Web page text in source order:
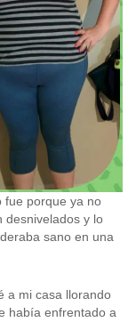
fue porque ya no
desnivelados y lo
sano en una
a mi casa llorando
había enfrentado a